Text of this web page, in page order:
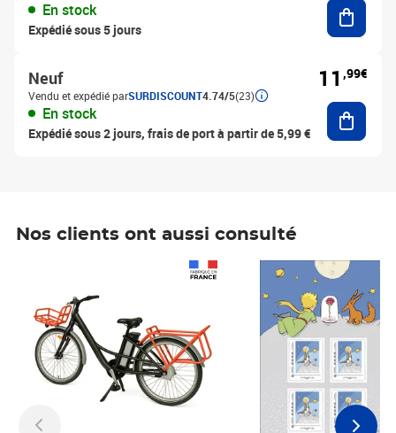
En stock
Expédié sous 5 jours
Neuf
Vendu et expédié parSURDISCOUNT4.74/5(23)
En stock
Expédié sous 2 jours, frais de port à partir de 5,99 €
11 ,99€
Nos clients ont aussi consulté
Prix 7,50€